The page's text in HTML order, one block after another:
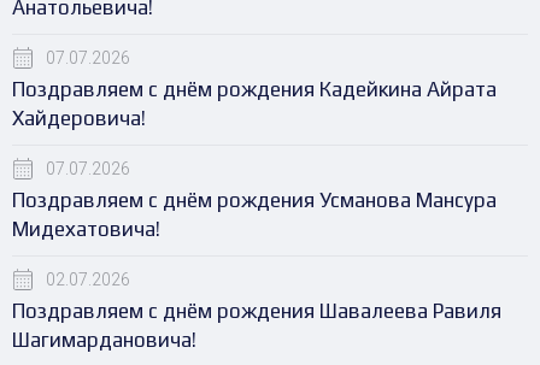
Анатольевича!
07.07.2026
Поздравляем с днём рождения Кадейкина Айрата
Хайдеровича!
07.07.2026
Поздравляем с днём рождения Усманова Мансура
Мидехатовича!
02.07.2026
Поздравляем с днём рождения Шавалеева Равиля
Шагимардановича!